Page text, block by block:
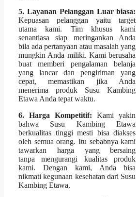
5. Layanan Pelanggan Luar biasa:
Kepuasan pelanggan yaitu target
utama kami. Tim khusus kami
senantiasa siap meringankan Anda
bila ada pertanyaan atau masalah yang
mungkin Anda miliki. Kami berusaha
buat memberi pengalaman belanja
yang lancar dan pengiriman yang
cepat, memastikan jika Anda
menerima produk Susu Kambing
Etawa Anda tepat waktu.
6. Harga Kompetitif: Kami yakin
bahwa Susu Kambing Etawa
berkualitas tinggi mesti bisa diakses
oleh semua orang. Itu sebabnya kami
tawarkan harga yang bersaing
tanpa mengurangi kualitas produk
kami. Dengan kami, Anda bisa
nikmati kegunaan kesehatan dari Susu
Kambing Etawa.